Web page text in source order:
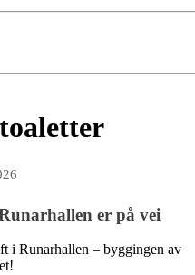
er på vei
i Runarhallen – byggingen av